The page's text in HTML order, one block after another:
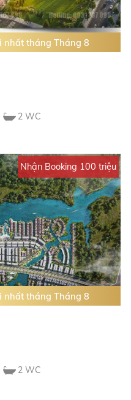
nhất tháng Tháng 8
2 WC
Nhận Booking 100 triệu
nhất tháng Tháng 8
2 WC